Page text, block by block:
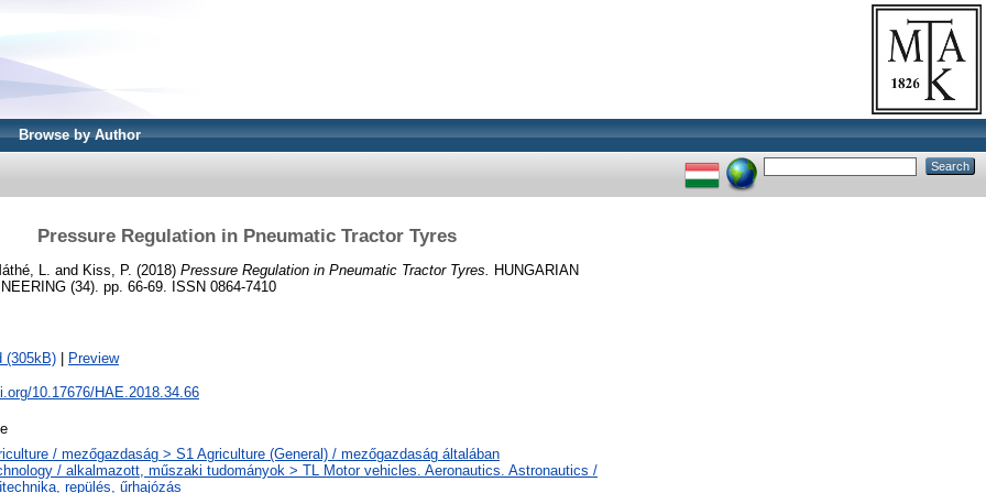
Browse by Author
Pressure Regulation in Pneumatic Tractor Tyres
L. and Kiss, P. (2018) Pressure Regulation in Pneumatic Tractor Tyres.
HUNGARIAN
(34). pp. 66-69. ISSN 0864-7410
(305kB) Preview
10.17676/HAE.2018.34.66
/ mezőgazdaság > S1 Agriculture (General) / mezőgazdaság általában
/ alkalmazott, műszaki tudományok > TL Motor vehicles. Aeronautics. Astronautics /
repülés, űrhajózás